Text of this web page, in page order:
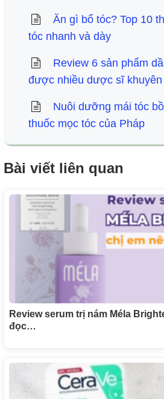
Ăn gì bổ tóc? Top 10
tóc nhanh và dày
Review 6 sản phẩm
được nhiều dược sĩ khuyên
Nuôi dưỡng mái tóc
thuốc mọc tóc của Pháp
Bài viết liên quan
Review serum trị nám Méla
đọc…